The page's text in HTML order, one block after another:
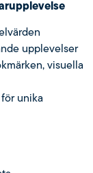
upplevelser
visuella
unika